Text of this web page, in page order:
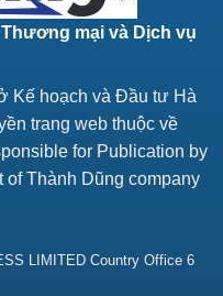
mại và Dịch vụ
Kế hoạch và Đầu tư Hà
trang web thuộc về
for Publication by
of Thành Dũng company
LIMITED Country Office 6